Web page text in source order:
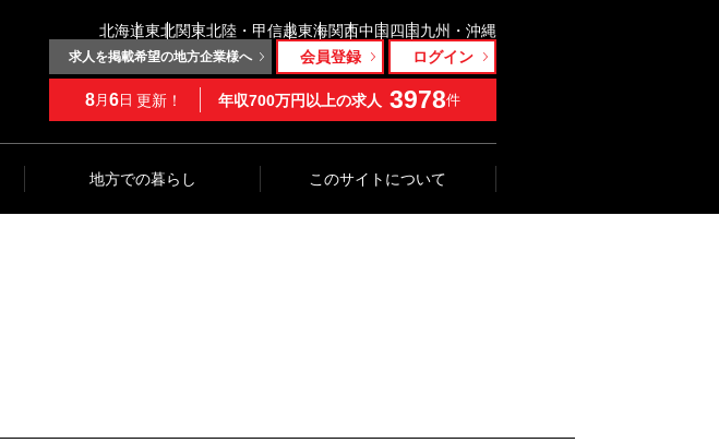
北海道東北関東北陸・甲信越東海関西中国四国九州・沖縄
求人を掲載希望の地方企業様へ 会員登録 ログイン
8月 6日 更新！ 年収700万円以上の求人 3978件
地方での暮らし このサイトについて